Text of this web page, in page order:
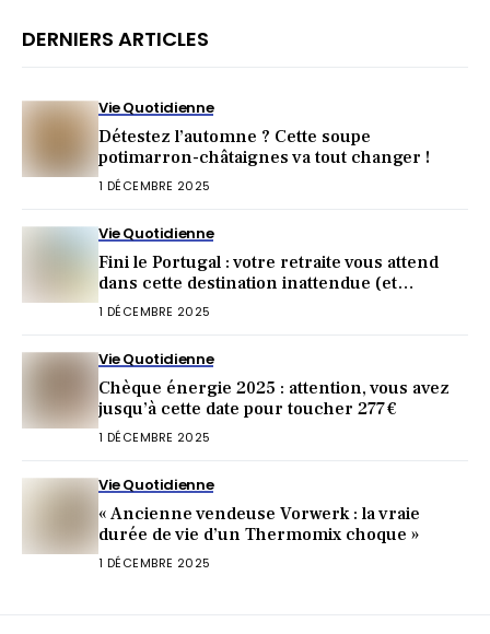
DERNIERS ARTICLES
Vie Quotidienne
Détestez l’automne ? Cette soupe
potimarron-châtaignes va tout changer !
1 DÉCEMBRE 2025
Vie Quotidienne
Fini le Portugal : votre retraite vous attend
dans cette destination inattendue (et
irrésistible) !
1 DÉCEMBRE 2025
Vie Quotidienne
Chèque énergie 2025 : attention, vous avez
jusqu’à cette date pour toucher 277 €
1 DÉCEMBRE 2025
Vie Quotidienne
« Ancienne vendeuse Vorwerk : la vraie
durée de vie d’un Thermomix choque »
1 DÉCEMBRE 2025